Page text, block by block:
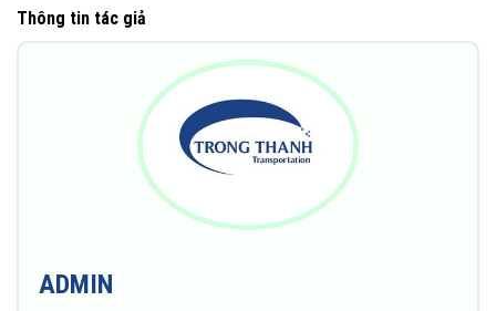
Thông tin tác giả
ADMIN